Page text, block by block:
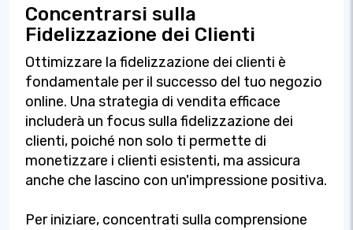
Concentrarsi sulla
Fidelizzazione dei Clienti
Ottimizzare la fidelizzazione dei clienti è
fondamentale per il successo del tuo negozio
online. Una strategia di vendita efficace
includerà un focus sulla fidelizzazione dei
clienti, poiché non solo ti permette di
monetizzare i clienti esistenti, ma assicura
anche che lascino con un'impressione positiva.
Per iniziare, concentrati sulla comprensione